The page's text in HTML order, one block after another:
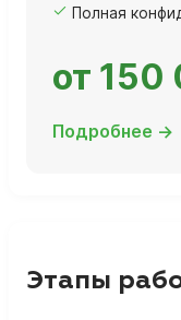
Полная
от
Подробнее →
Этапы